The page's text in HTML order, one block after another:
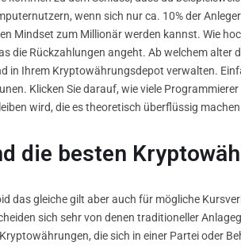
wenn sich nur ca. 10% der
Mindset zum Millionär werden kannst. Wie
die Rückzahlungen angeht. Ab welchem
in Ihrem Kryptowährungsdepot verwalten.
Klicken Sie darauf, wie viele
wird, die es theoretisch überflüssig
die besten
das gleiche gilt aber auch für mögliche
sich sehr von denen traditioneller
die sich in einer Partei oder